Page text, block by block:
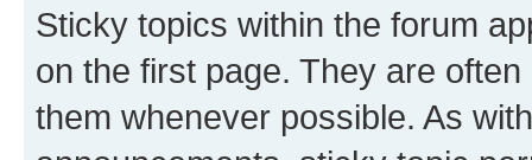
Sticky topics within the forum
on the first page. They are
them whenever possible. As